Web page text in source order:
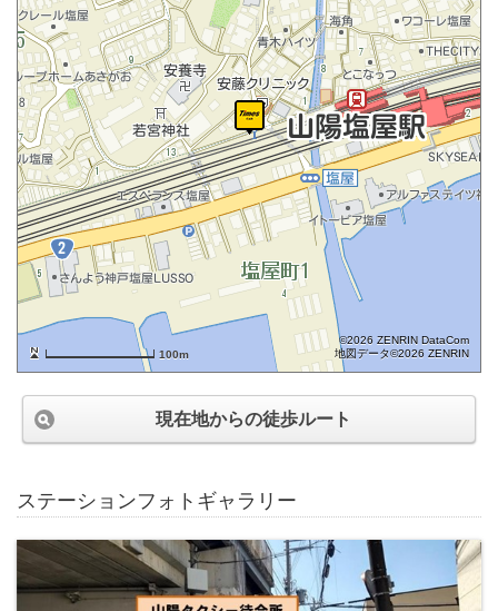
100m
©2026 ZENRIN DataCom
地図データ©2026 ZENRIN
現在地からの徒歩ルート
ステーションフォトギャラリー